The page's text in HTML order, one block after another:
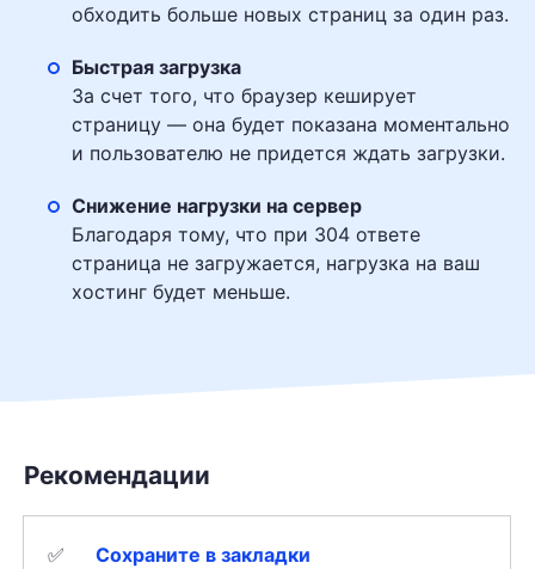
обходить больше новых страниц за один раз.
Быстрая загрузка
За счет того, что браузер кеширует
страницу — она будет показана моментально
и пользователю не придется ждать загрузки.
Снижение нагрузки на сервер
Благодаря тому, что при 304 ответе
страница не загружается, нагрузка на ваш
хостинг будет меньше.
Рекомендации
✅ Сохраните в закладки